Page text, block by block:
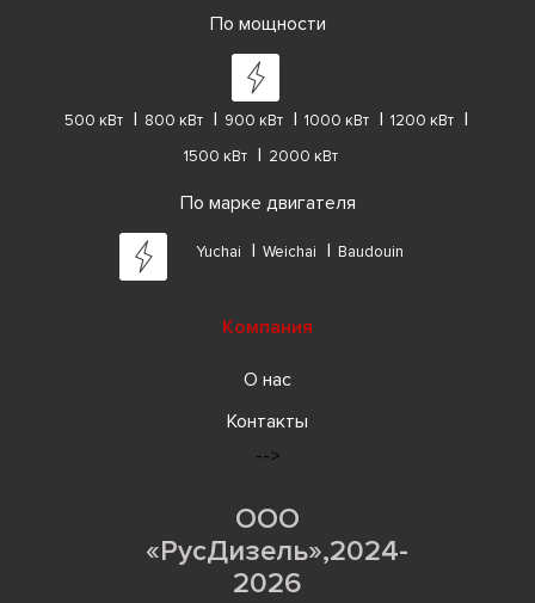
По мощности
500 кВт 800 кВт 900 кВт 1000 кВт
1200 кВт
1500 кВт
2000 кВт
По марке двигателя
Yuchai Weichai Baudouin
Компания
О нас
Контакты
-->
ООО
«РусДизель»,2024-
2026